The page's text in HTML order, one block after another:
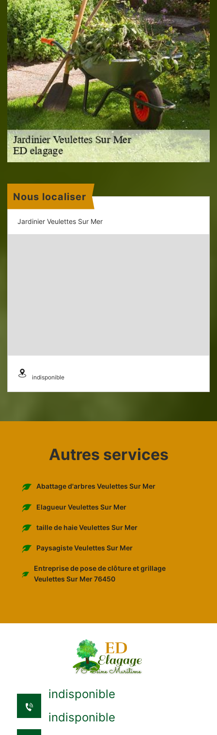
Nous localiser
Jardinier Veulettes Sur Mer
indisponible
Autres services
Abattage d'arbres Veulettes Sur Mer
Elagueur Veulettes Sur Mer
taille de haie Veulettes Sur Mer
Paysagiste Veulettes Sur Mer
Entreprise de pose de clôture et grillage
Veulettes Sur Mer 76450
indisponible
indisponible